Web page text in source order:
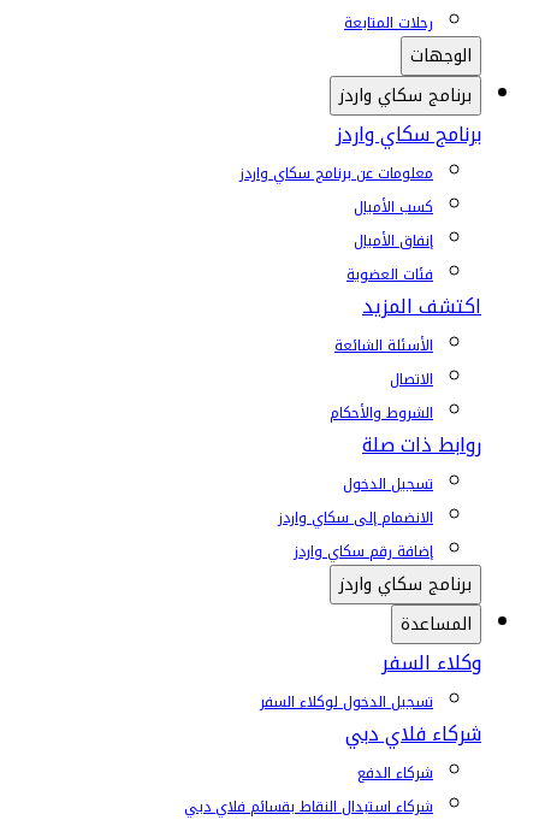
رحلات المتابعة
الوجهات
برنامج سكاي واردز
برنامج سكاي واردز
معلومات عن برنامج سكاي واردز
كسب الأميال
إنفاق الأميال
فئات العضوية
اكتشف المزيد
الأسئلة الشائعة
الاتصال
الشروط والأحكام
روابط ذات صلة
تسجيل الدخول
الانضمام إلى سكاي واردز
إضافة رقم سكاي واردز
برنامج سكاي واردز
المساعدة
وكلاء السفر
تسجيل الدخول لوكلاء السفر
شركاء فلاي دبي
شركاء الدفع
شركاء استبدال النقاط بقسائم فلاي دبي